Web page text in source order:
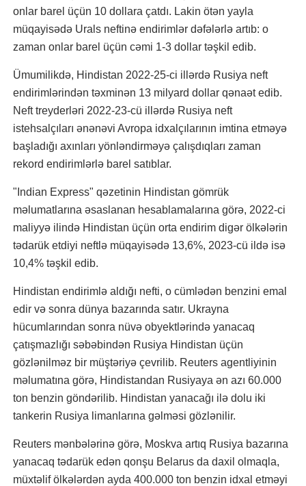
onlar barel üçün 10 dollara çatdı. Lakin ötən yayla
müqayisədə Urals neftinə endirimlər dəfələrlə artıb: o
zaman onlar barel üçün cəmi 1-3 dollar təşkil edib.
Ümumilikdə, Hindistan 2022-25-ci illərdə Rusiya neft
endirimlərindən təxminən 13 milyard dollar qənaət edib.
Neft treyderləri 2022-23-cü illərdə Rusiya neft
istehsalçıları ənənəvi Avropa idxalçılarının imtina etməyə
başladığı axınları yönləndirməyə çalışdıqları zaman
rekord endirimlərlə barel satıblar.
"Indian Express" qəzetinin Hindistan gömrük
məlumatlarına əsaslanan hesablamalarına görə, 2022-ci
maliyyə ilində Hindistan üçün orta endirim digər ölkələrin
tədarük etdiyi neftlə müqayisədə 13,6%, 2023-cü ildə isə
10,4% təşkil edib.
Hindistan endirimlə aldığı nefti, o cümlədən benzini emal
edir və sonra dünya bazarında satır. Ukrayna
hücumlarından sonra nüvə obyektlərində yanacaq
çatışmazlığı səbəbindən Rusiya Hindistan üçün
gözlənilməz bir müştəriyə çevrilib. Reuters agentliyinin
məlumatına görə, Hindistandan Rusiyaya ən azı 60.000
ton benzin göndərilib. Hindistan yanacağı ilə dolu iki
tankerin Rusiya limanlarına gəlməsi gözlənilir.
Reuters mənbələrinə görə, Moskva artıq Rusiya bazarına
yanacaq tədarük edən qonşu Belarus da daxil olmaqla,
müxtəlif ölkələrdən ayda 400.000 ton benzin idxal etməyi